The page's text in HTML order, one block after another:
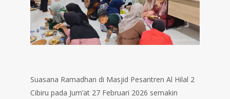
Suasana Ramadhan di Masjid Pesantren Al Hilal 2
Cibiru pada Jum’at 27 Februari 2026 semakin